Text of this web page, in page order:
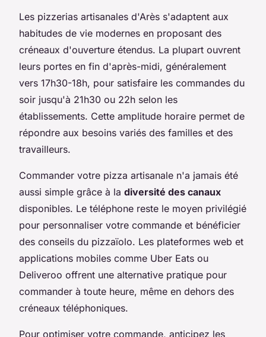
Les pizzerias artisanales d'Arès s'adaptent aux
habitudes de vie modernes en proposant des
créneaux d'ouverture étendus. La plupart ouvrent
leurs portes en fin d'après-midi, généralement
vers 17h30-18h, pour satisfaire les commandes du
soir jusqu'à 21h30 ou 22h selon les
établissements. Cette amplitude horaire permet de
répondre aux besoins variés des familles et des
travailleurs.
Commander votre pizza artisanale n'a jamais été
aussi simple grâce à la diversité des canaux
disponibles. Le téléphone reste le moyen privilégié
pour personnaliser votre commande et bénéficier
des conseils du pizzaïolo. Les plateformes web et
applications mobiles comme Uber Eats ou
Deliveroo offrent une alternative pratique pour
commander à toute heure, même en dehors des
créneaux téléphoniques.
Pour optimiser votre commande, anticipez les